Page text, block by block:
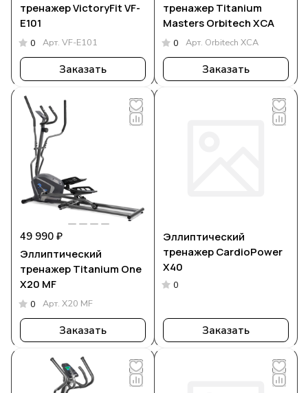
тренажер VictoryFit VF-
E101
0 Арт. VF-E101
Заказать
тренажер Titanium
Masters Orbitech XCA
0 Арт. Orbitech XCA
Заказать
49 990 ₽
Эллиптический
тренажер Titanium One
X20 MF
0 Арт. X20 MF
Заказать
Эллиптический
тренажер CardioPower
X40
0
Заказать